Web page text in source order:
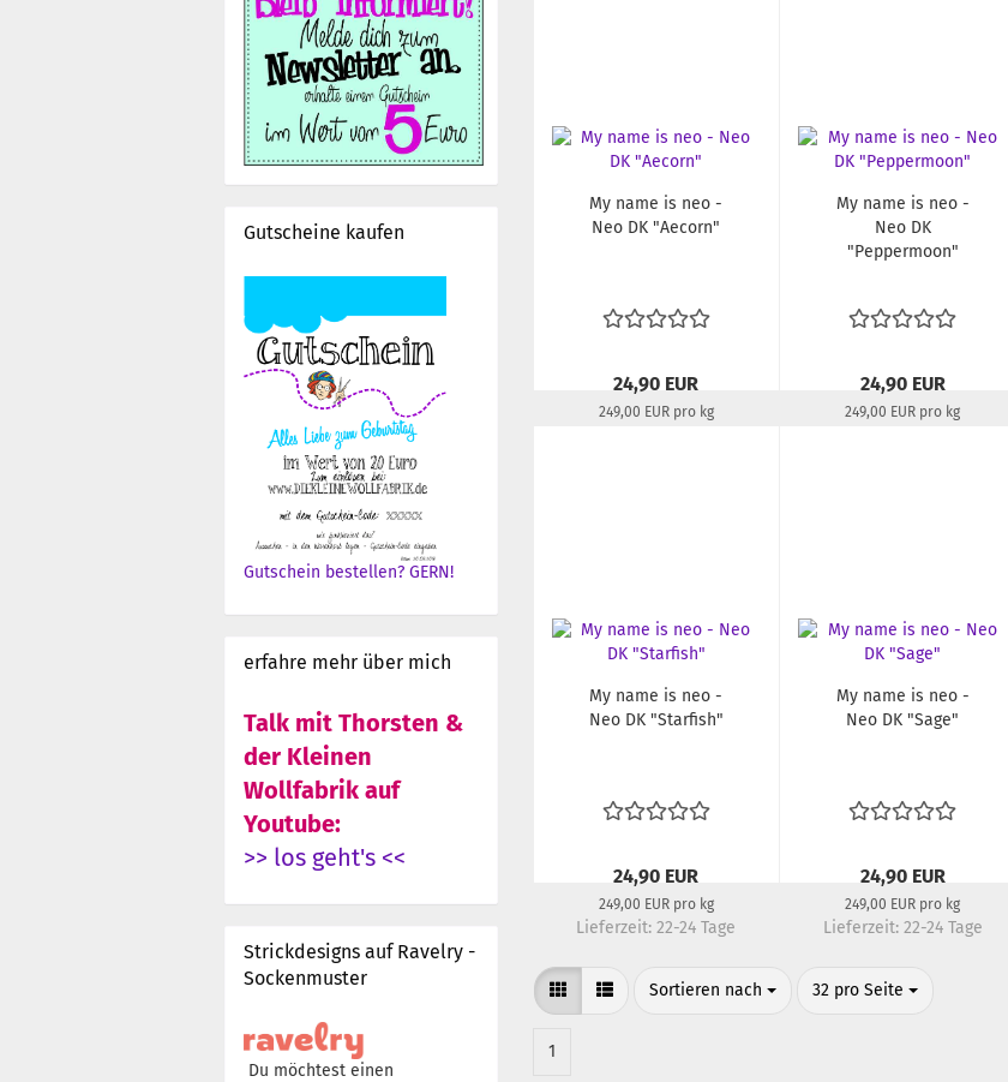
My name is neo -
Neo DK "Aecorn"
24,90 EUR
249,00 EUR pro kg
My name is neo -
Neo DK
"Peppermoon"
24,90 EUR
249,00 EUR pro kg
My name is neo -
Neo DK "Starfish"
24,90 EUR
249,00 EUR pro kg
Lieferzeit:22-24 Tage
My name is neo -
Neo DK "Sage"
24,90 EUR
249,00 EUR pro kg
Lieferzeit: 22-24 Tage
Sortieren nach
Sortieren nach 32 pro Seite
pro Seite
1
Gutscheine kaufen
Gutschein bestellen? GERN!
erfahre mehr über mich
Talk mit Thorsten &
der Kleinen
Wollfabrik auf
Youtube:
>> los geht's <<
Strickdesigns auf Ravelry -
Sockenmuster
Du möchtest einen